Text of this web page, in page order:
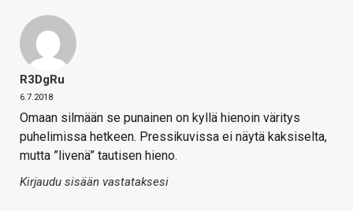
R3DgRu
6.7.2018
Omaan silmään se punainen on kyllä hienoin väritys
puhelimissa hetkeen. Pressikuvissa ei näytä kaksiselta,
mutta ”livenä” tautisen hieno.
Kirjaudu sisään vastataksesi